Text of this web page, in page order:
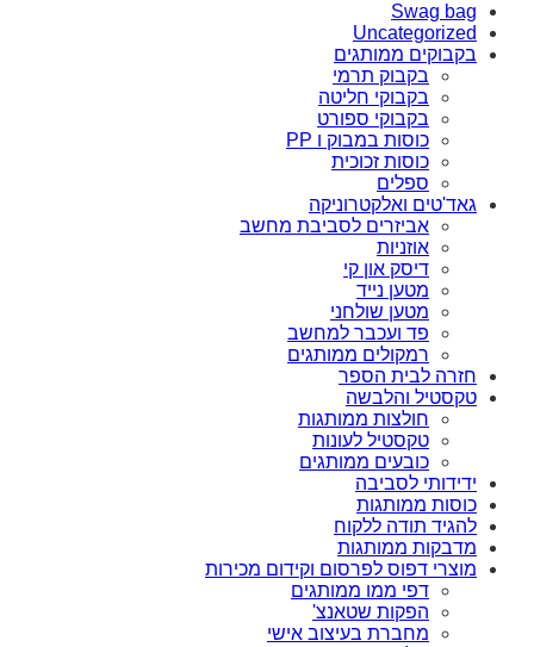
Swag bag
Uncategorized
בקבוקים ממותגים
בקבוק תרמי
בקבוקי חליטה
בקבוקי ספורט
כוסות במבוק ו PP
כוסות זכוכית
ספלים
גאד'טים ואלקטרוניקה
אביזרים לסביבת מחשב
אוזניות
דיסק און קי
מטען נייד
מטען שולחני
פד ועכבר למחשב
רמקולים ממותגים
חזרה לבית הספר
טקסטיל והלבשה
חולצות ממותגות
טקסטיל לעונות
כובעים ממותגים
ידידותי לסביבה
כוסות ממותגות
להגיד תודה ללקוח
מדבקות ממותגות
מוצרי דפוס לפרסום וקידום מכירות
דפי ממו ממותגים
הפקות שטאנצ'
מחברת בעיצוב אישי